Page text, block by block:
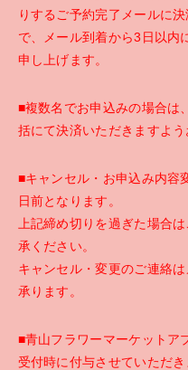
りするご予約完了メールに
で、メール到着から3日以内
申し上げます。
■複数名でお申込みの場合は
括にて決済いただきますよ
■キャンセル・お申込み内容
日前となります。
上記締め切りを過ぎた場合
承ください。
キャンセル・変更のご連絡
承ります。
■青山フラワーマーケットア
受付時に付与させていただ